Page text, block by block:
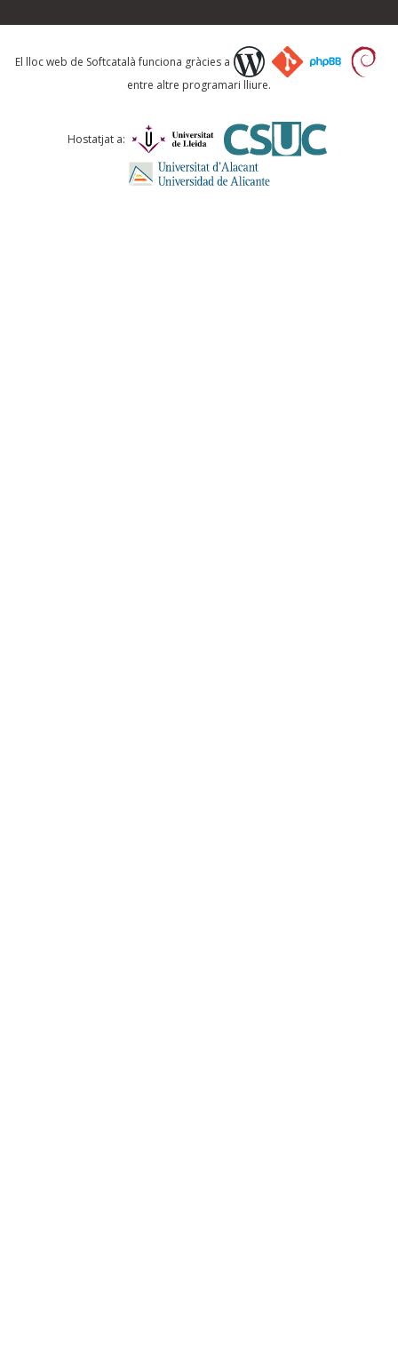
Què proposeu?
Comentari *
El lloc web de Softcatalà funciona gràcies a
entre altre programari lliure.
Hostatjat a: